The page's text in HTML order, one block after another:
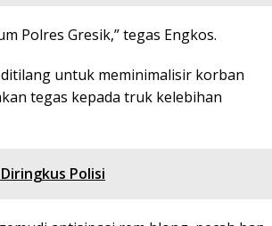
Polres Gresik,” tegas Engkos.
untuk meminimalisir korban
tegas kepada truk kelebihan
Polisi